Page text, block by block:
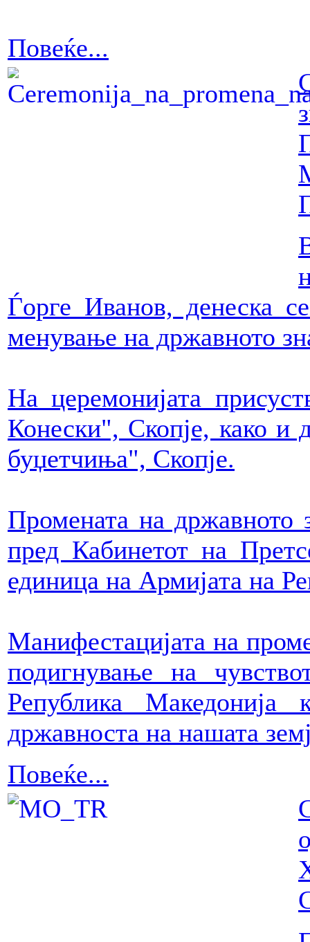
Повеќе...
Ѓорге Иванов, денеска
менување на државното
На церемонијата
Конески", Скопје, како
буџетчиња", Скопје.
Промената на државното
пред Кабинетот на
единица на Армијата на
Манифестацијата на
подигнување на
Република
државноста на нашата
Повеќе...